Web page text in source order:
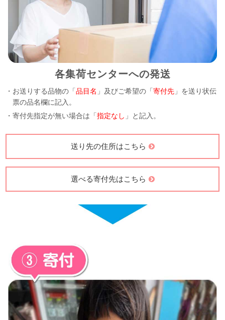
各集荷センターへの発送
・お送りする品物の「品目名 」及びご希望の「寄付先 」を送り状伝
票の品名欄に記入。
・寄付先指定が無い場合は「指定なし 」と記入。
送り先の住所はこちら
選べる寄付先はこちら